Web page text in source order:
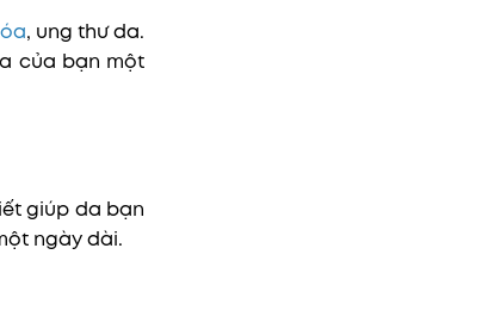
, ung thư da.
của bạn một
giúp da bạn
ngày dài.